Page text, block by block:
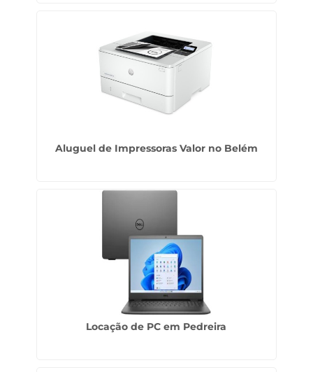
Aluguel de Impressoras Valor no Belém
Locação de PC em Pedreira